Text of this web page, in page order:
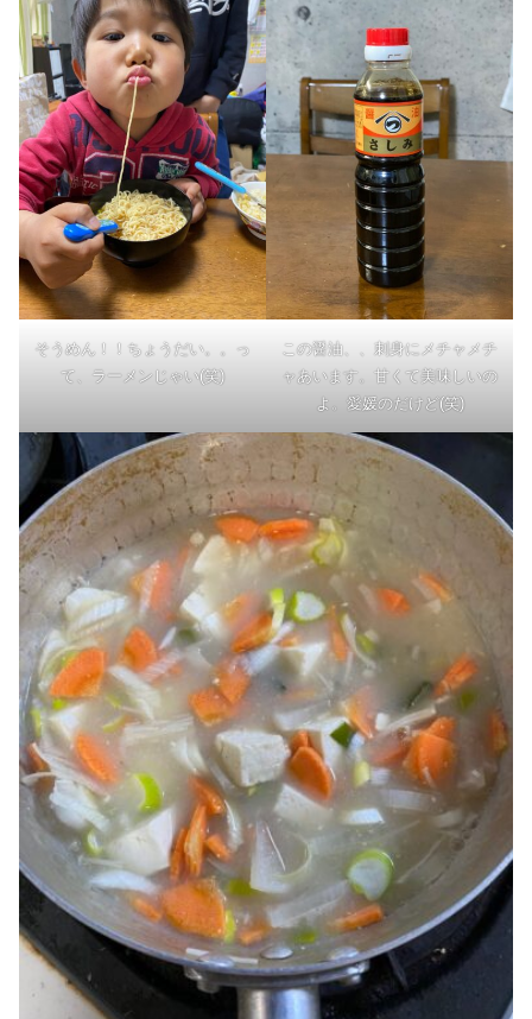
そうめん！！ちょうだい。。っ
て、ラーメンじゃい(笑)
この醤油、、刺身にメチャメチ
ャあいます。甘くて美味しいの
よ。愛媛のだけど(笑)